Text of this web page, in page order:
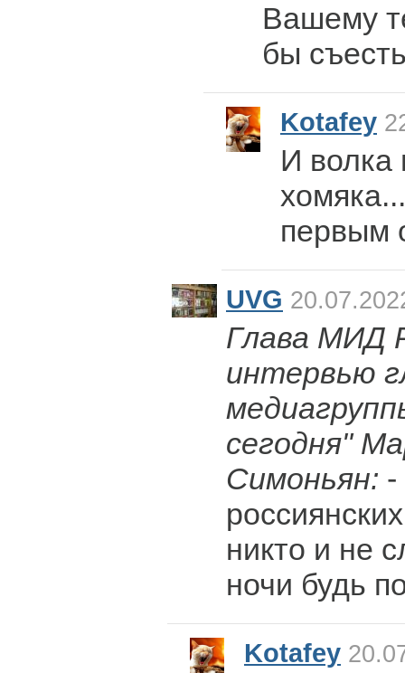
Вашему
бы
Kotafey
И волка
первым
UVG
Глава МИД
интервью
сегодня"
Симоньян: -
никто и не
ночи будь
Kotafey